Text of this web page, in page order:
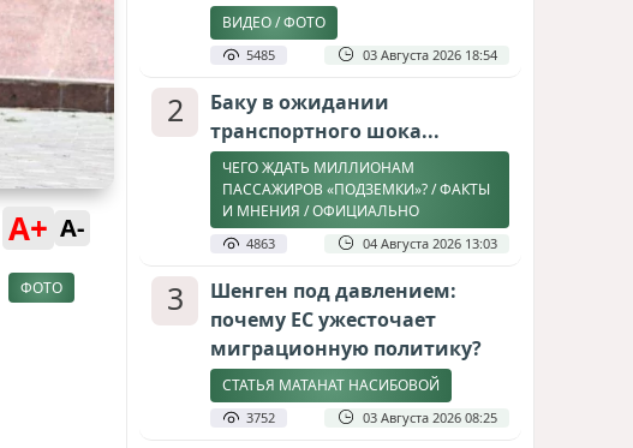
A+ A-
ФОТО
ВИДЕО / ФОТО
5485 03 Августа 2026 18:54
2
Баку в ожидании
транспортного шока...
ЧЕГО ЖДАТЬ МИЛЛИОНАМ
ПАССАЖИРОВ «ПОДЗЕМКИ»? / ФАКТЫ
И МНЕНИЯ / ОФИЦИАЛЬНО
4863 04 Августа 2026 13:03
3
Шенген под давлением:
почему ЕС ужесточает
миграционную политику?
СТАТЬЯ МАТАНАТ НАСИБОВОЙ
3752 03 Августа 2026 08:25